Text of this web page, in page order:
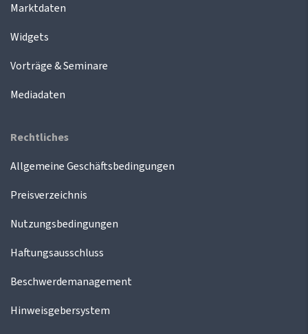
Marktdaten
Widgets
Vorträge & Seminare
Mediadaten
Rechtliches
Allgemeine Geschäftsbedingungen
Preisverzeichnis
Nutzungsbedingungen
Haftungsausschluss
Beschwerdemanagement
Hinweisgebersystem